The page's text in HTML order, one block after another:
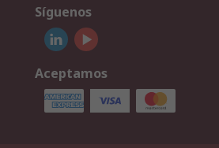
Síguenos
Aceptamos